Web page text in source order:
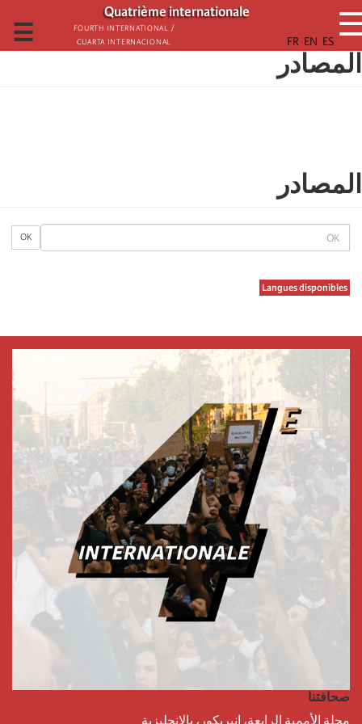
تجاوز
إلى
المحتوى
الرئيسي
Quatrième internationale
Fourth International /
Cuarta Internacional
☰
OK
OK
Langues disponibles
المصادر
المصادر
صحافتنا
مجلة الأممية الرابعة، انبريكور، بالإنجليزية